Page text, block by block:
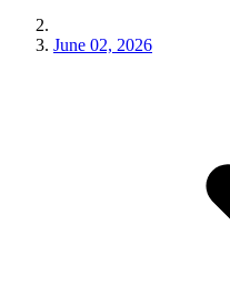
June 02, 2026